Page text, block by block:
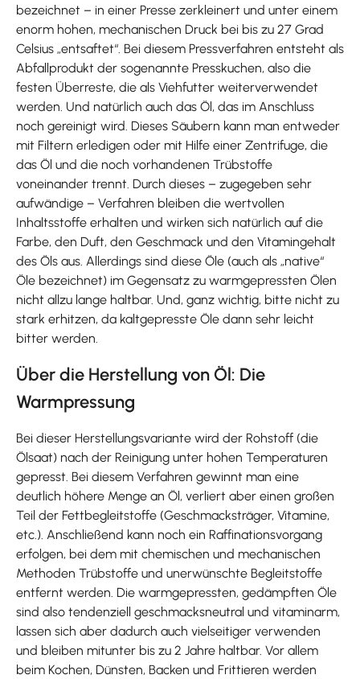
bezeichnet – in einer Presse zerkleinert und unter einem
enorm hohen, mechanischen Druck bei bis zu 27 Grad
Celsius „entsaftet“. Bei diesem Pressverfahren entsteht als
Abfallprodukt der sogenannte Presskuchen, also die
festen Überreste, die als Viehfutter weiterverwendet
werden. Und natürlich auch das Öl, das im Anschluss
noch gereinigt wird. Dieses Säubern kann man entweder
mit Filtern erledigen oder mit Hilfe einer Zentrifuge, die
das Öl und die noch vorhandenen Trübstoffe
voneinander trennt. Durch dieses – zugegeben sehr
aufwändige – Verfahren bleiben die wertvollen
Inhaltsstoffe erhalten und wirken sich natürlich auf die
Farbe, den Duft, den Geschmack und den Vitamingehalt
des Öls aus. Allerdings sind diese Öle (auch als „native“
Öle bezeichnet) im Gegensatz zu warmgepressten Ölen
nicht allzu lange haltbar. Und, ganz wichtig, bitte nicht zu
stark erhitzen, da kaltgepresste Öle dann sehr leicht
bitter werden.
Über die Herstellung von Öl: Die
Warmpressung
Bei dieser Herstellungsvariante wird der Rohstoff (die
Ölsaat) nach der Reinigung unter hohen Temperaturen
gepresst. Bei diesem Verfahren gewinnt man eine
deutlich höhere Menge an Öl, verliert aber einen großen
Teil der Fettbegleitstoffe (Geschmacksträger, Vitamine,
etc.). Anschließend kann noch ein Raffinationsvorgang
erfolgen, bei dem mit chemischen und mechanischen
Methoden Trübstoffe und unerwünschte Begleitstoffe
entfernt werden. Die warmgepressten, gedämpften Öle
sind also tendenziell geschmacksneutral und vitaminarm,
lassen sich aber dadurch auch vielseitiger verwenden
und bleiben mitunter bis zu 2 Jahre haltbar. Vor allem
beim Kochen, Dünsten, Backen und Frittieren werden